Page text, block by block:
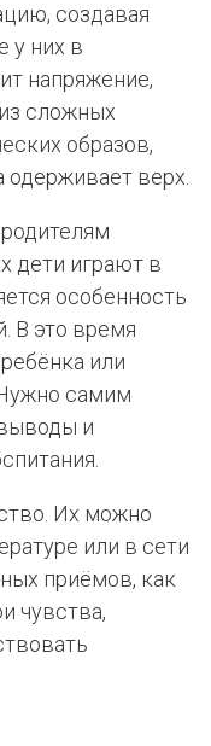
создавая
у них в
напряжение,
сложных
образов,
одерживает верх.
дети играют в
особенность
В это время
или
самим
и
Их можно
или в сети
приёмов, как
чувства,